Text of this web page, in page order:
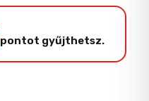
pontot gyűjthetsz.